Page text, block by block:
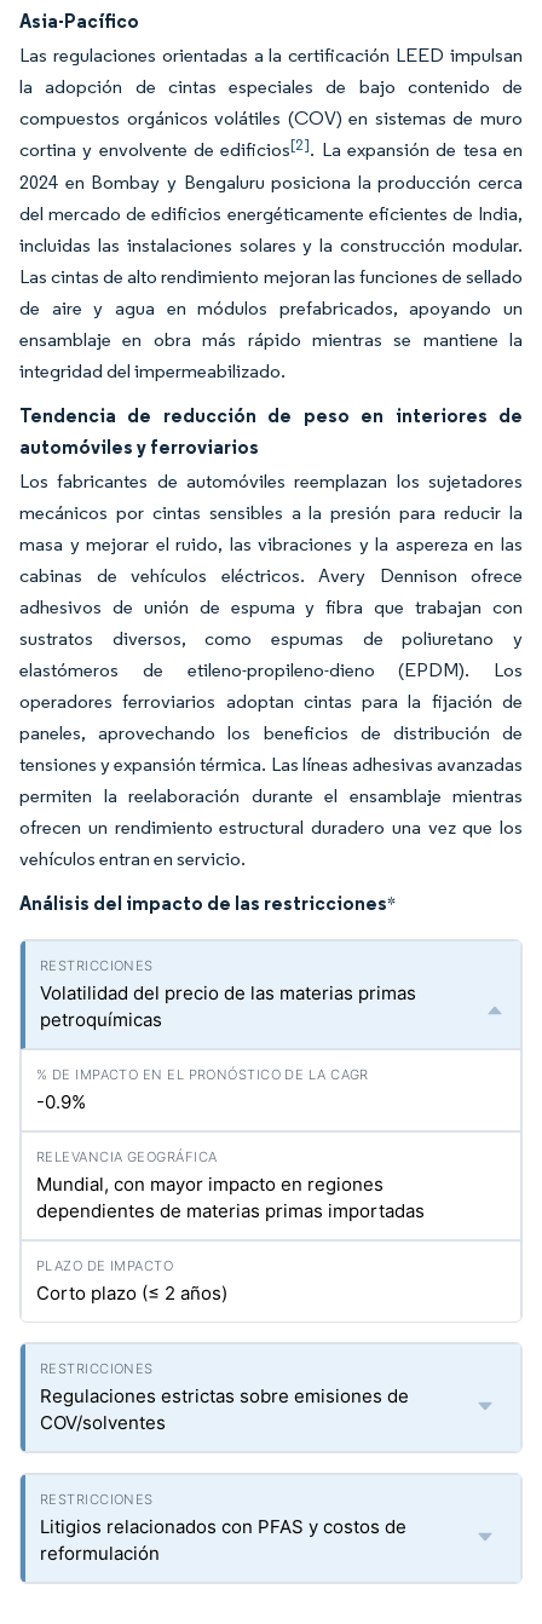
Asia-Pacífico
Las regulaciones orientadas a la certificación LEED impulsan
la adopción de cintas especiales de bajo contenido de
compuestos orgánicos volátiles (COV) en sistemas de muro
cortina y envolvente de edificios[2]. La expansión de tesa en
2024 en Bombay y Bengaluru posiciona la producción cerca
del mercado de edificios energéticamente eficientes de India,
incluidas las instalaciones solares y la construcción modular.
Las cintas de alto rendimiento mejoran las funciones de sellado
de aire y agua en módulos prefabricados, apoyando un
ensamblaje en obra más rápido mientras se mantiene la
integridad del impermeabilizado.
Tendencia de reducción de peso en interiores de
automóviles y ferroviarios
Los fabricantes de automóviles reemplazan los sujetadores
mecánicos por cintas sensibles a la presión para reducir la
masa y mejorar el ruido, las vibraciones y la aspereza en las
cabinas de vehículos eléctricos. Avery Dennison ofrece
adhesivos de unión de espuma y fibra que trabajan con
sustratos diversos, como espumas de poliuretano y
elastómeros de etileno-propileno-dieno (EPDM). Los
operadores ferroviarios adoptan cintas para la fijación de
paneles, aprovechando los beneficios de distribución de
tensiones y expansión térmica. Las líneas adhesivas avanzadas
permiten la reelaboración durante el ensamblaje mientras
ofrecen un rendimiento estructural duradero una vez que los
vehículos entran en servicio.
Análisis del impacto de las restricciones*
Volatilidad del precio de las materias primas
petroquímicas
-0.9%
Mundial, con mayor impacto en regiones
dependientes de materias primas importadas
Corto plazo (≤ 2 años)
Regulaciones estrictas sobre emisiones de
COV/solventes
Litigios relacionados con PFAS y costos de
reformulación